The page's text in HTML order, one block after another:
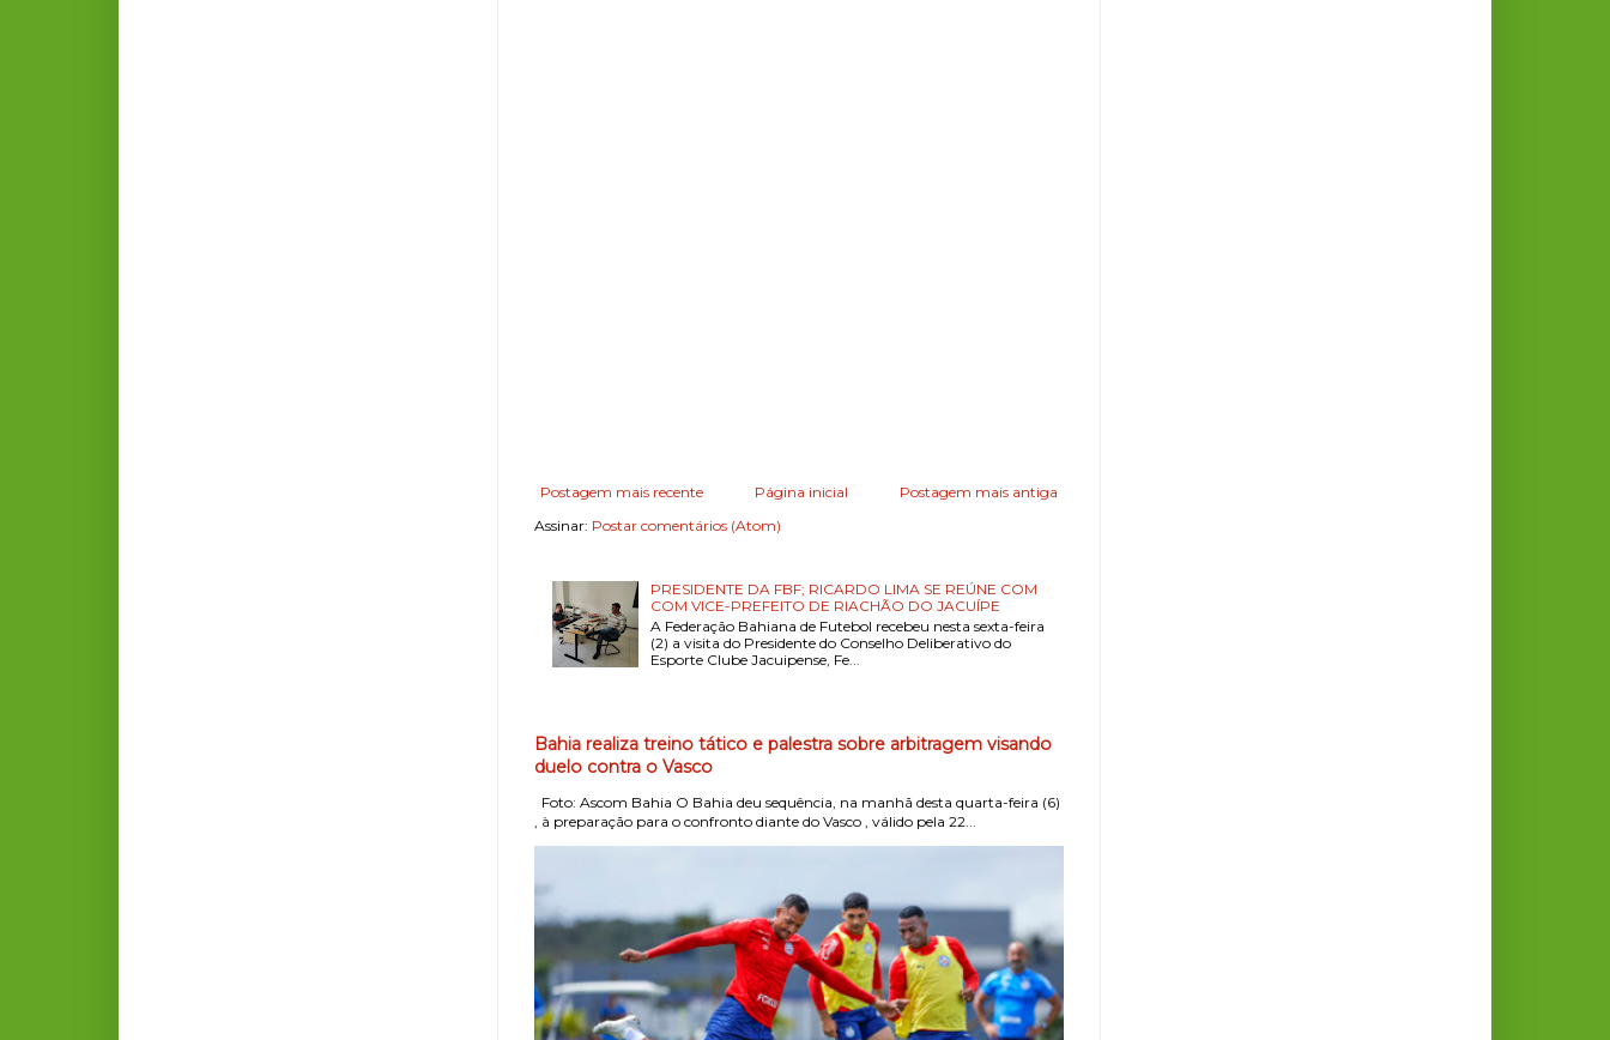
Postagem mais recente Postagem mais antiga
Página inicial
Assinar: Postar comentários (Atom)
PRESIDENTE DA FBF; RICARDO LIMA SE REÚNE COM
COM VICE-PREFEITO DE RIACHÃO DO JACUÍPE
A Federação Bahiana de Futebol recebeu nesta sexta-feira
(2) a visita do Presidente do Conselho Deliberativo do
Esporte Clube Jacuipense, Fe...
Bahia realiza treino tático e palestra sobre arbitragem visando
duelo contra o Vasco
Foto: Ascom Bahia O Bahia deu sequência, na manhã desta quarta-feira (6)
, à preparação para o confronto diante do Vasco , válido pela 22...